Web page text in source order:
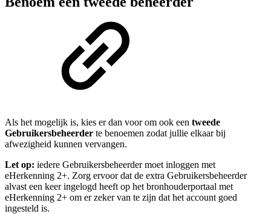
Als het mogelijk is, kies er dan voor om ook een tweede
Gebruikersbeheerder te benoemen zodat jullie elkaar bij
afwezigheid kunnen vervangen.
Let op: iedere Gebruikersbeheerder moet inloggen met
eHerkenning 2+. Zorg ervoor dat de extra Gebruikersbeheerder
alvast een keer ingelogd heeft op het bronhouderportaal met
eHerkenning 2+ om er zeker van te zijn dat het account goed
ingesteld is.